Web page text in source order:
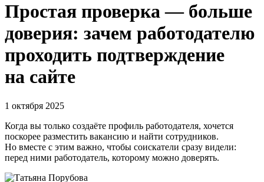
Простая проверка — больше
доверия: зачем работодателю
проходить подтверждение
на сайте
1 октября 2025
Когда вы только создаёте профиль работодателя, хочется
поскорее разместить вакансию и найти сотрудников.
Но вместе с этим важно, чтобы соискатели сразу видели:
перед ними работодатель, которому можно доверять.